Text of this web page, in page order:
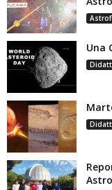
Una